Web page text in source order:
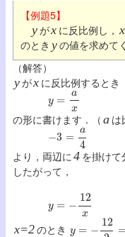
【例題5】
yがx に反比例し，
のとき yの値を求めて
（解答）
yがx に反比例するとき
y=ax
の形に書けます．（ a は
−3 =a 4
より，両辺に 4 を掛けて
したがって，
x
x=2のとき − 2=